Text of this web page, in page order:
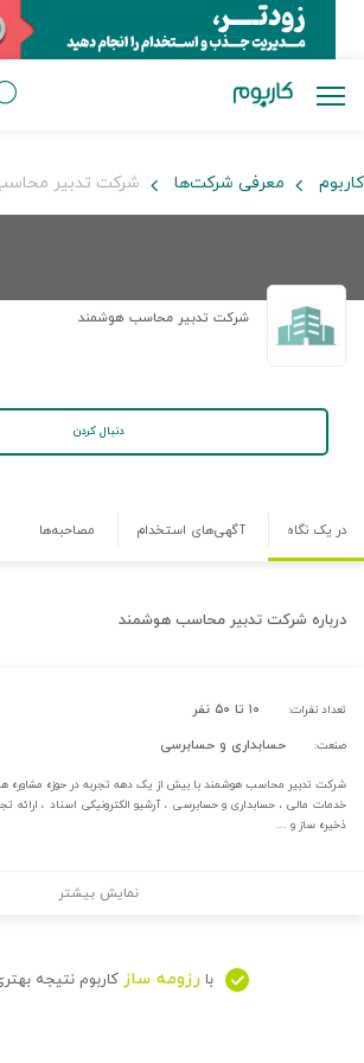
کاربوم معرفی شرکت‌ها شرکت تدبیر
شرکت تدبیر محاسب هوشمند
دنبال کردن
در یک نگاه آگهی‌های استخدام مصاحبه‌ها
درباره شرکت تدبیر محاسب هوشمند
تعداد نفرات: ۱۰ تا ۵۰ نفر
صنعت: حسابداری و حسابرسی
شرکت تدبیر محاسب هوشمند با بیش از یک دهه تجربه در حوزه مشاوره
خدمات مالی ، حسابداری و حسابرسی ، آرشیو الکترونیکی اسناد ، ارائه
ذخیره ساز و ...
نمایش بیشتر
با رزومه ساز کاربوم نتیجه